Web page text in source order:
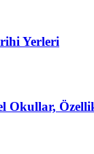
Yerleri
Okullar,